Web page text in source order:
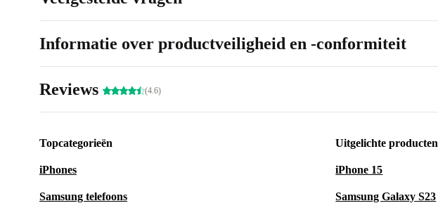
Informatie over productveiligheid en -conformiteit
Reviews (4.6)
Topcategorieën
iPhones
Samsung telefoons
Uitgelichte producten
iPhone 15
Samsung Galaxy S23